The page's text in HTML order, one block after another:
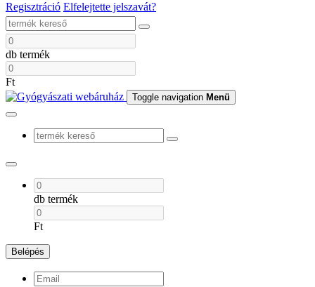
Regisztráció Elfelejtette jelszavát?
db termék
Ft
Toggle navigation Menü
db termék
Ft
Belépés